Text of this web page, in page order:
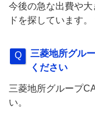
今後の急な出費や
ドを探しています。
三菱地所グル
ください
三菱地所グループ
い。